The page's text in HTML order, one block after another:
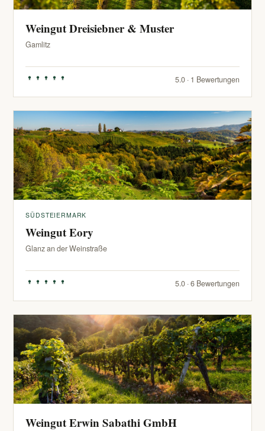
Weingut Dreisiebner & Muster
Gamlitz
5.0 · 1 Bewertungen
SÜDSTEIERMARK
Weingut Eory
Glanz an der Weinstraße
5.0 · 6 Bewertungen
Weingut Erwin Sabathi GmbH